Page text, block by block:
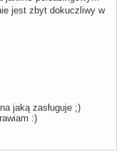
jest zbyt dokuczliwy w
jaką zasługuje ;)
:)